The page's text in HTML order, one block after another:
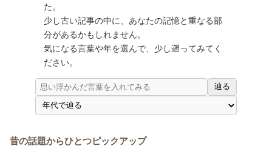
た。
少し古い記事の中に、あなたの記憶と重なる部
分があるかもしれません。
気になる言葉や年を選んで、少し遡ってみてく
ださい。
辿る
昔の話題からひとつピックアップ